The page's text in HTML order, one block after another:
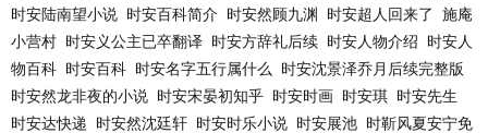
时安陆南望小说 时安百科简介 时安然顾九渊 时安超人回来了
施庵
小营村 时安义公主已卒翻译 时安方辞礼后续 时安人物介绍
时安人
物百科 时安百科 时安名字五行属什么
时安沈景泽乔月后续完整版
时安然龙非夜的小说 时安宋晏初知乎 时安时画 时安琪 时安先生
时安达快递
时安然沈廷轩 时安时乐小说 时安展池 时靳风夏安宁免